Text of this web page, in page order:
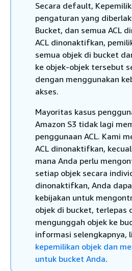
Secara default,
pengaturan yang
Bucket, dan semua ACL
ACL dinonaktifkan,
semua objek di bucket
ke objek-objek tersebut
dengan menggunakan
akses.
Mayoritas kasus
Amazon S3 tidak lagi
penggunaan ACL. Kami
ACL dinonaktifkan,
mana Anda perlu
setiap objek secara
dinonaktifkan, Anda
kebijakan untuk
objek di bucket, terlepas
mengunggah objek ke
informasi selengkapnya,
kepemilikan objek dan
untuk bucket Anda.